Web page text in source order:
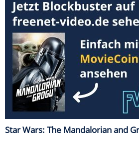
Star Wars: The Mandalorian and